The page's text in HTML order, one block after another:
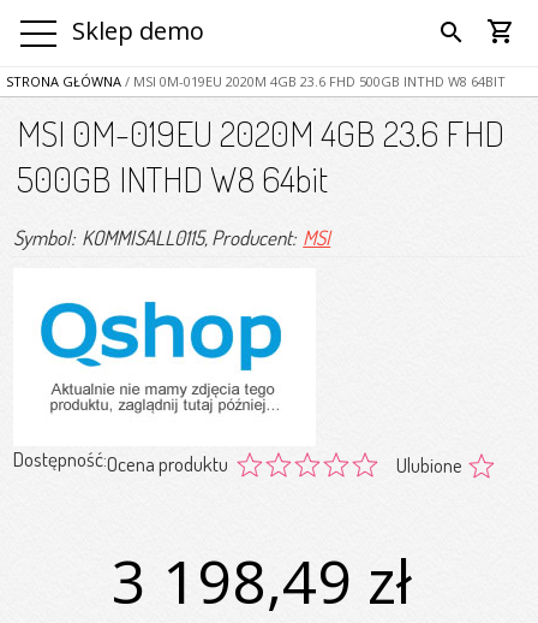
Sklep demo search shopping_cart
STRONA GŁÓWNA / MSI 0M-019EU 2020M 4GB 23.6 FHD 500GB INTHD W8 64BIT
MSI 0M-019EU 2020M 4GB 23.6 FHD
500GB INTHD W8 64bit
Symbol: KOMMISALL0115, Producent: MSI
Dostępność:Ocena produktu Ulubione
3 198,49 zł